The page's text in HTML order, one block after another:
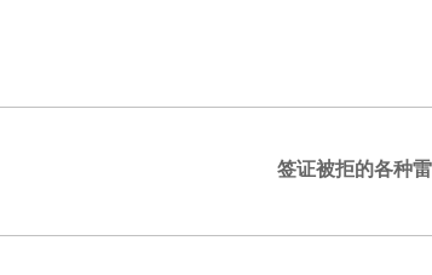
签证被拒的各种